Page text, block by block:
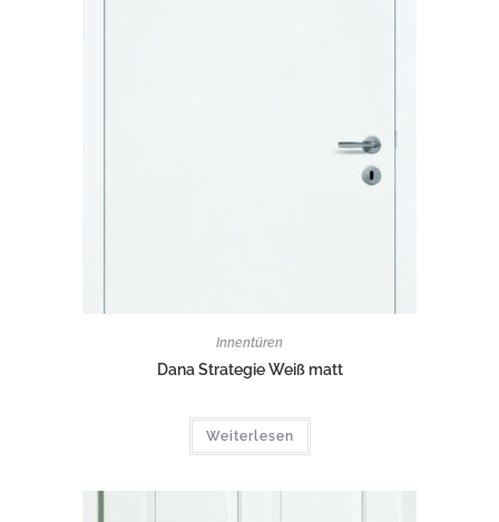
Innentüren
Dana Strategie Weiß matt
Weiterlesen